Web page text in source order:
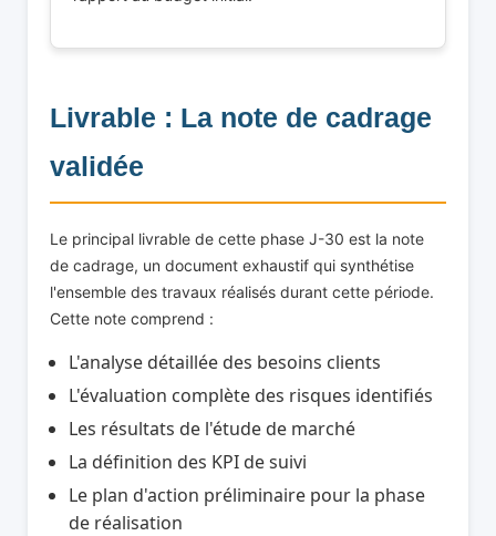
Livrable : La note de cadrage
validée
Le principal livrable de cette phase J-30 est la note
de cadrage, un document exhaustif qui synthétise
l'ensemble des travaux réalisés durant cette période.
Cette note comprend :
L'analyse détaillée des besoins clients
L'évaluation complète des risques identifiés
Les résultats de l'étude de marché
La définition des KPI de suivi
Le plan d'action préliminaire pour la phase
de réalisation